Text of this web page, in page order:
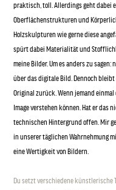
praktisch, toll. Allerdings geht dabei
Oberflächenstrukturen und
Holzskulpturen wie gerne diese
spürt dabei Materialität und
meine Bilder. Um es anders zu
über das digitale Bild. Dennoch
Original zurück. Wenn jemand
Image verstehen können. Hat er das
technischen Hintergrund offen. Mir
in unserer täglichen Wahrnehmung
eine Wertigkeit von Bildern.
Du setzt verschiedene künstlerische